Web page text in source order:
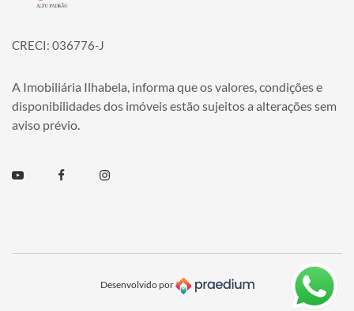
CRECI: 036776-J
A Imobiliária Ilhabela, informa que os valores, condições e
disponibilidades dos imóveis estão sujeitos a alterações sem
aviso prévio.
Youtube FacebookInstagram
Desenvolvido por